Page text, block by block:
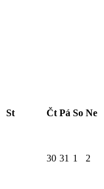
St Čt Pá So Ne
30 31 1 2